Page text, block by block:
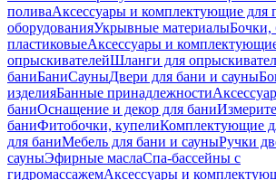
поливаАксессуары и комплектующие для
оборудованияУкрывные материалыБочки,
пластиковыеАксессуары и
опрыскивателейШланги для
баниБаниСауныДвери для бани и сауны
изделияБанные принадлежности
баниОснащение и декор для бани
баниФитобочки, купелиКомплектующие
для баниМебель для бани и сауныРучки
сауныЭфирные маслаСпа-бассейны с
гидромассажемАксессуары и